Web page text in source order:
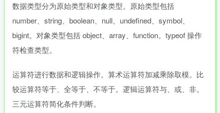
数据类型分为原始类型和对象类型。原始类型包括
number、string、boolean、null、undefined、symbol、
bigint。对象类型包括 object、array、function。typeof 操作
符检查类型。
运算符进行数据和逻辑操作。算术运算符加减乘除取模。比
较运算符等于、全等于、不等于。逻辑运算符与、或、非。
三元运算符简化条件判断。